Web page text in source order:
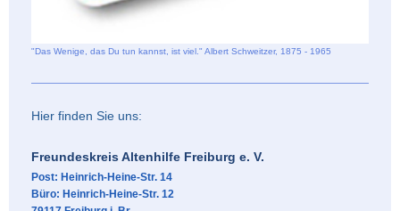
"Das Wenige, das Du tun kannst, ist viel." Albert Schweitzer, 1875 - 1965
Hier finden Sie uns:
Freundeskreis Altenhilfe Freiburg e. V.
Post: Heinrich-Heine-Str. 14
Büro: Heinrich-Heine-Str. 12